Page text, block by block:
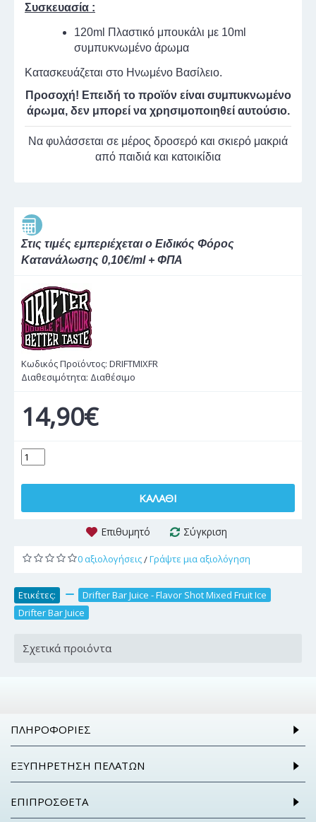
Συσκευασία :
120ml Πλαστικό μπουκάλι με 10ml
συμπυκνωμένο άρωμα
Κατασκευάζεται στο Ηνωμένο Βασίλειο.
Προσοχή! Επειδή το προϊόν είναι συμπυκνωμένο
άρωμα, δεν μπορεί να χρησιμοποιηθεί αυτούσιο.
Να φυλάσσεται σε μέρος δροσερό και σκιερό μακριά
από παιδιά και κατοικίδια
Στις τιμές εμπεριέχεται ο Ειδικός Φόρος
Κατανάλωσης 0,10€/ml + ΦΠΑ
Κωδικός Προϊόντος: DRIFTMIXFR
Διαθεσιμότητα: Διαθέσιμο
14,90€
ΚΑΛΆΘΙ
Επιθυμητό Σύγκριση
0 αξιολογήσεις/Γράψτε μια αξιολόγηση
Ετικέτες: Drifter Bar Juice - Flavor Shot Mixed Fruit Ice
Drifter Bar Juice
Σχετικά προιόντα
ΠΛΗΡΟΦΟΡΊΕΣ
ΕΞΥΠΗΡΈΤΗΣΗ ΠΕΛΑΤΏΝ
ΕΠΙΠΡΌΣΘΕΤΑ